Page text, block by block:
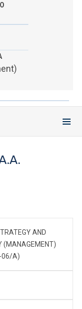
AND
(MANAGEMENT)
06/A)